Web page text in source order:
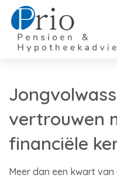
vertrouwen
financiële
Meer dan een kwart